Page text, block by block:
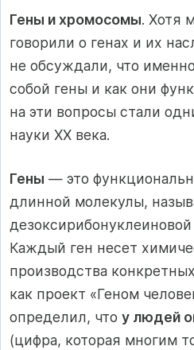
Гены и хромосомы. Хотя
говорили о генах и их
не обсуждали, что
собой гены и как они
на эти вопросы стали
науки XX века.
Гены — это
длинной молекулы,
Каждый ген несет
производства
как проект «Геном
определил, что у людей
(цифра, которая многим